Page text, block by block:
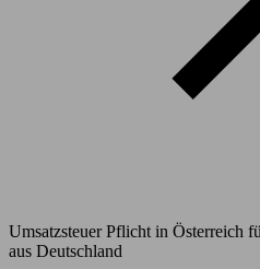
Umsatzsteuer Pflicht in Österreich
aus Deutschland